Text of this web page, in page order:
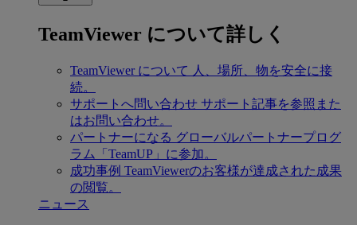
TeamViewer について詳しく
TeamViewer について 人、場所、物を安全に接
続。
サポートへ問い合わせ サポート記事を参照また
はお問い合わせ。
パートナーになる グローバルパートナープログ
ラム「TeamUP」に参加。
成功事例 TeamViewerのお客様が達成された成果
の閲覧。
ニュース